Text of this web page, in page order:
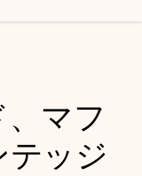
マフ
テッジ